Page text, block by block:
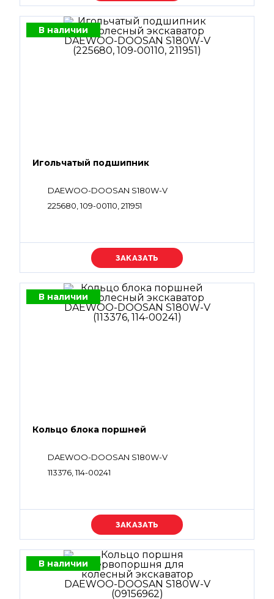
В наличии
Игольчатый подшипник
DAEWOO-DOOSAN S180W-V
225680, 109-00110, 211951
Уточняйте цену
В наличии
Кольцо блока поршней
DAEWOO-DOOSAN S180W-V
113376, 114-00241
Уточняйте цену
В наличии